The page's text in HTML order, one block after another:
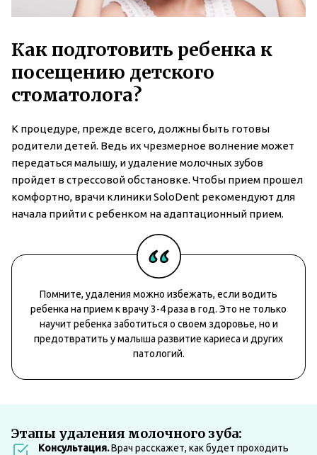
Как подготовить ребенка к
посещению детского
стоматолога?
К процедуре, прежде всего, должны быть готовы
родители детей. Ведь их чрезмерное волнение может
передаться малышу, и удаление молочных зубов
пройдет в стрессовой обстановке. Чтобы прием прошел
комфортно, врачи клиники SoloDent рекомендуют для
начала прийти с ребенком на адаптационный прием.
Помните, удаления можно избежать, если водить
ребенка на прием к врачу 3-4 раза в год. Это не только
научит ребенка заботиться о своем здоровье, но и
предотвратить у малыша развитие кариеса и других
патологий.
Этапы удаления молочного зуба:
Консультация.Врач расскажет, как будет проходить